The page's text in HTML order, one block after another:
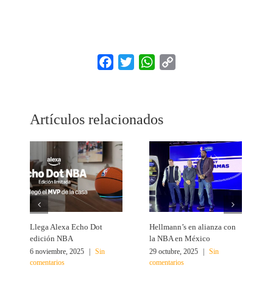
Facebook
Twitter WhatsApp
Artículos relacionados
Llega Alexa Echo Dot
edición NBA
6 noviembre, 2025
Sin
comentarios
Hellmann’s en alianza con
la NBA en México
29 octubre, 2025
Sin
comentarios